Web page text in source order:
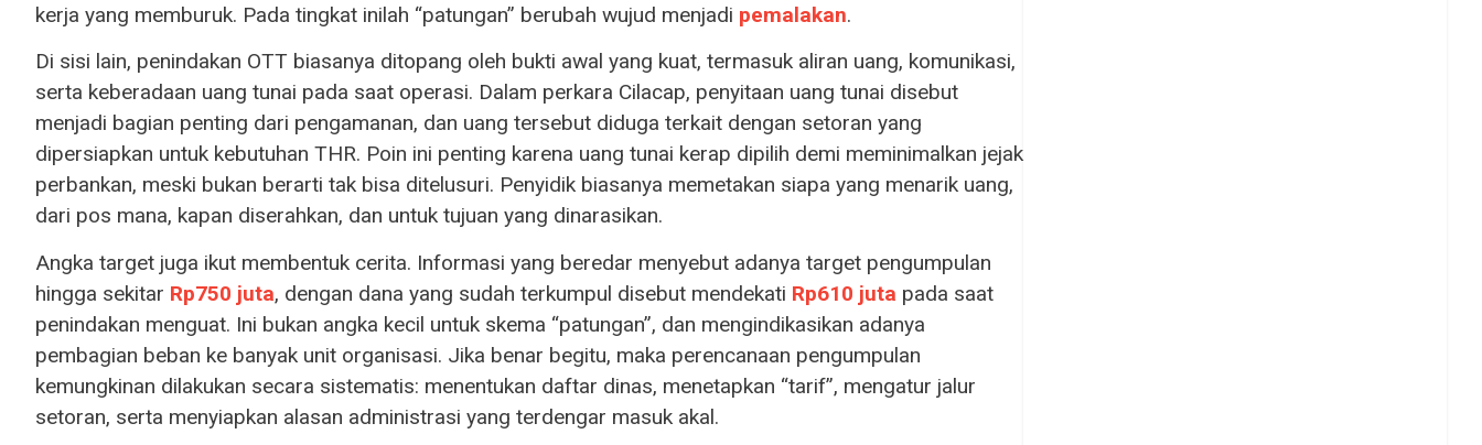
kerja yang memburuk. Pada tingkat inilah “patungan” berubah wujud menjadi pemalakan.
Di sisi lain, penindakan OTT biasanya ditopang oleh bukti awal yang kuat, termasuk aliran uang, komunikasi,
serta keberadaan uang tunai pada saat operasi. Dalam perkara Cilacap, penyitaan uang tunai disebut
menjadi bagian penting dari pengamanan, dan uang tersebut diduga terkait dengan setoran yang
dipersiapkan untuk kebutuhan THR. Poin ini penting karena uang tunai kerap dipilih demi meminimalkan jejak
perbankan, meski bukan berarti tak bisa ditelusuri. Penyidik biasanya memetakan siapa yang menarik uang,
dari pos mana, kapan diserahkan, dan untuk tujuan yang dinarasikan.
Angka target juga ikut membentuk cerita. Informasi yang beredar menyebut adanya target pengumpulan
hingga sekitar Rp750 juta, dengan dana yang sudah terkumpul disebut mendekati Rp610 juta pada saat
penindakan menguat. Ini bukan angka kecil untuk skema “patungan”, dan mengindikasikan adanya
pembagian beban ke banyak unit organisasi. Jika benar begitu, maka perencanaan pengumpulan
kemungkinan dilakukan secara sistematis: menentukan daftar dinas, menetapkan “tarif”, mengatur jalur
setoran, serta menyiapkan alasan administrasi yang terdengar masuk akal.